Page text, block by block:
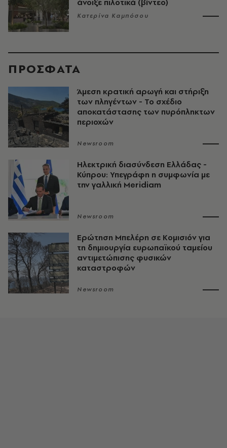
άνοιξε πιλοτικά (βίντεο)
Κατερίνα Καμπόσου
ΠΡΟΣΦΑΤΑ
Άμεση κρατική αρωγή και στήριξη
των πληγέντων - Το σχέδιο
αποκατάστασης των πυρόπληκτων
περιοχών
Newsroom
Ηλεκτρική διασύνδεση Ελλάδας -
Κύπρου: Υπεγράφη η συμφωνία με
την γαλλική Meridiam
Newsroom
Ερώτηση Μπελέρη σε Κομισιόν για
τη δημιουργία ευρωπαϊκού ταμείου
αντιμετώπισης φυσικών
καταστροφών
Newsroom